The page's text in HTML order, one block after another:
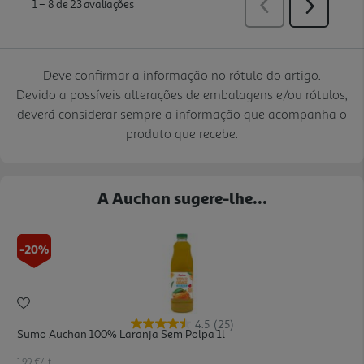
Deve confirmar a informação no rótulo do artigo.
Devido a possíveis alterações de embalagens e/ou rótulos,
deverá considerar sempre a informação que acompanha o
produto que recebe.
A Auchan sugere-lhe...
-20%
4.5 (25)
Sumo Auchan 100% Laranja Sem Polpa 1l
1.99 €/Lt